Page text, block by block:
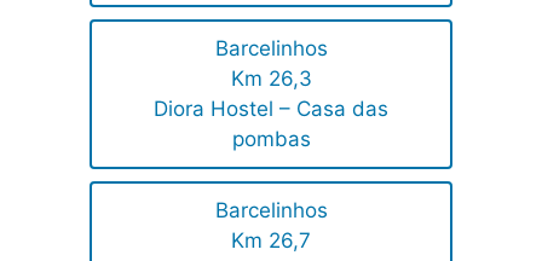
Barcelinhos
Km 26,3
Diora Hostel – Casa das
pombas
Barcelinhos
Km 26,7